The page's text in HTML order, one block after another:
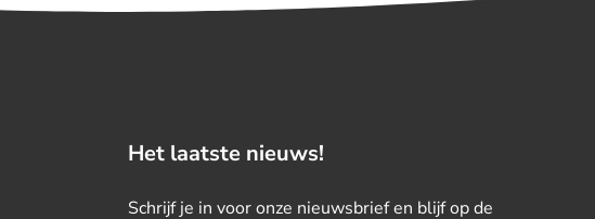
Het laatste nieuws!
Schrijf je in voor onze nieuwsbrief en blijf op de